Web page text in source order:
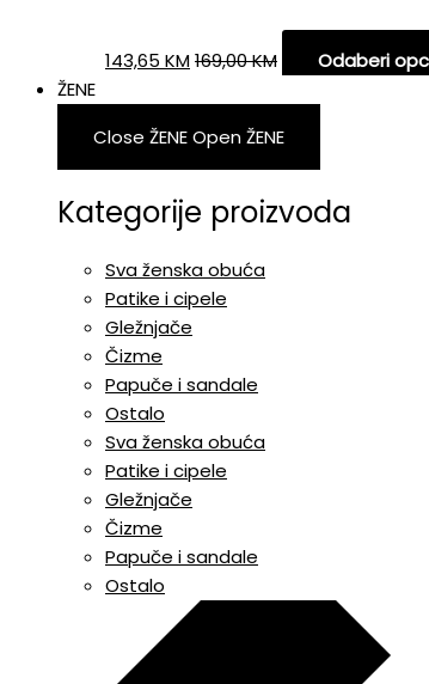
143,65 KM169,00KM Odaberi
ŽENE
Close ŽENEOpen ŽENE
Kategorije proizvoda
Sva ženska obuća
Patike i cipele
Gležnjače
Čizme
Papuče i sandale
Ostalo
Sva ženska obuća
Patike i cipele
Gležnjače
Čizme
Papuče i sandale
Ostalo